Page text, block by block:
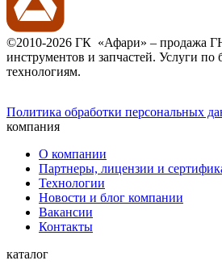
©2010-2026 ГК «Афари» – продажа
инструментов и запчастей. Услуги
технологиям.
Политика обработки персональных
компания
О компании
Партнеры, лицензии и
Технологии
Новости и блог компании
Вакансии
Контакты
каталог